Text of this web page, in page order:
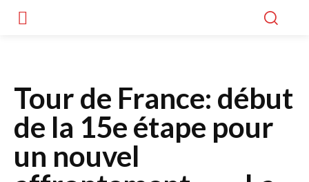
Tour de France: début
de la 15e étape pour
un nouvel